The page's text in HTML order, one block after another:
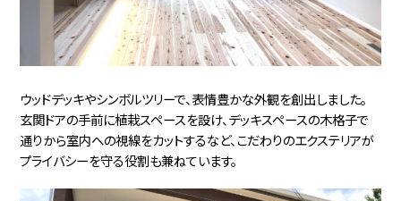
ウッドデッキやシンボルツリーで、表情豊かな外観を創出しました。
玄関ドアの手前に植栽スペースを設け、デッキスペースの木格子で
通りから室内への視線をカットするなど、こだわりのエクステリアが
プライバシーを守る役割も兼ねています。